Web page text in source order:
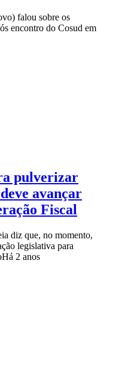
falou sobre os
encontro do Cosud em
pulverizar
avançar
Fiscal
diz que, no momento,
legislativa para
Há 2 anos